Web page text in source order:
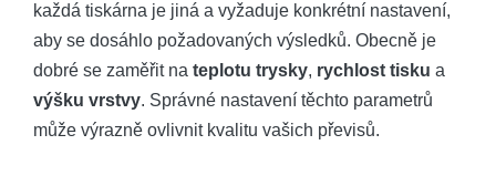
každá tiskárna je jiná a vyžaduje konkrétní nastavení,
aby se dosáhlo požadovaných výsledků. Obecně je
dobré se zaměřit na teplotu trysky, rychlost tisku a
výšku vrstvy. Správné nastavení těchto parametrů
může výrazně ovlivnit kvalitu vašich převisů.